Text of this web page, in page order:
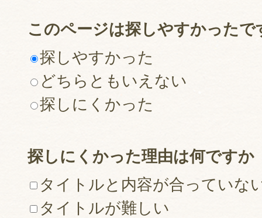
このページは探しやすかったで
探しやすかった
どちらともいえない
探しにくかった
探しにくかった理由は何ですか
タイトルと内容が合っていな
タイトルが難しい